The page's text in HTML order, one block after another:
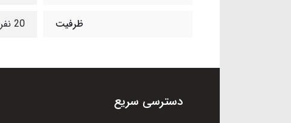
ظرفیت 20 نفر
دسترسی سریع